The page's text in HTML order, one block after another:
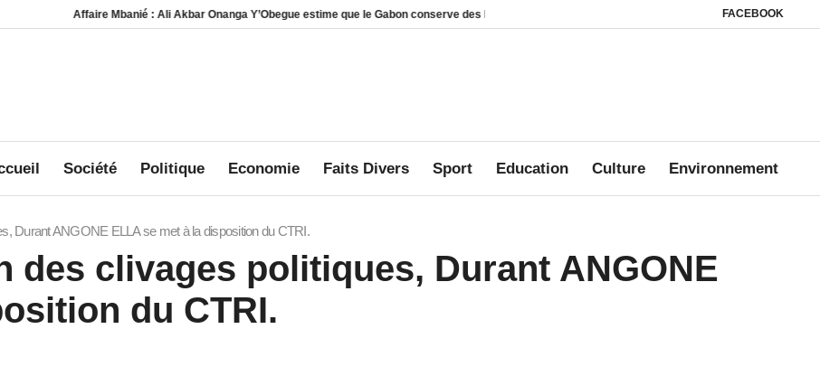
FACEBOOK
Affaire Mbanié : Ali Akbar Onanga Y’Obegue estime que le Gabon conserve des leviers juridiques Des milliers d’internautes mobilisés pour Jonathan :
Société Politique Economie Faits Divers Sport Education Culture Environnement
Durant ANGONE ELLA se met à la disposition du CTRI.
des clivages politiques, Durant ANGONE
du CTRI.